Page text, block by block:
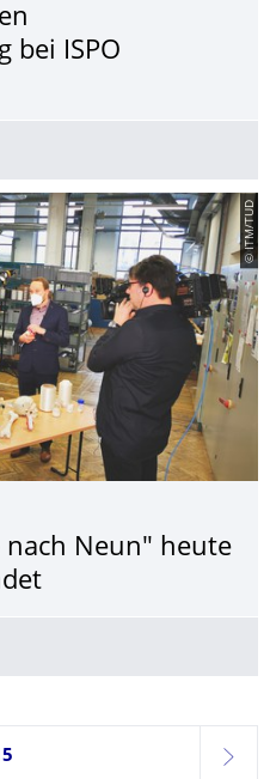
bei ISPO
© ITM/TUD
nach Neun" heute
15, aktuell ausgewählt
weiter